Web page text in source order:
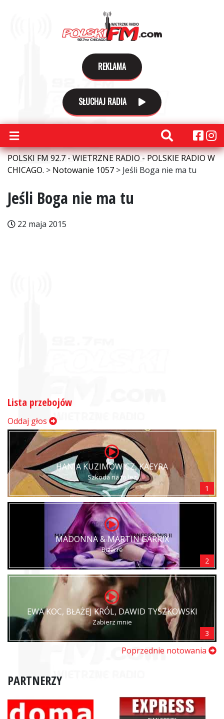
REKLAMA
SŁUCHAJ RADIA
POLSKI FM 92.7 - WIETRZNE RADIO - POLSKIE RADIO W
CHICAGO. > Notowanie 1057 > Jeśli Boga nie ma tu
Jeśli Boga nie ma tu
22 maja 2015
Lista przebojów
Oddaj głos
HANIA KUZIMOWICZ, KAEYRA
Szkoda na to łez
1
MADONNA & MARTIN GARRIX
Bizarre
2
EWA KOC, BŁAŻEJ KRÓL, DAWID TYSZKOWSKI
Zabierz mnie
3
Poprzednie notowania
PARTNERZY